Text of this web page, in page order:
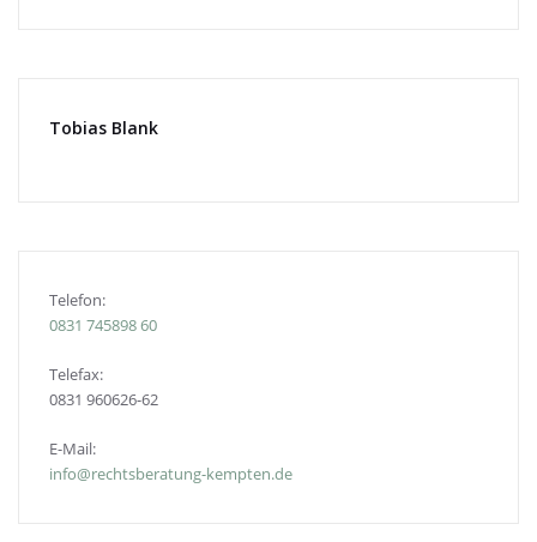
Tobias Blank
Telefon:
0831 745898 60
Telefax:
0831 960626-62
E-Mail:
info@rechtsberatung-kempten.de